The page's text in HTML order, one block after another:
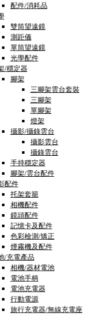
配件/消耗品
雙筒望遠鏡
測距儀
單筒望遠鏡
光學配件
/穩定器
腳架
三腳架雲台套裝
三腳架
單腳架
燈架
攝影/攝錄雲台
攝影雲台
攝錄雲台
手持穩定器
腳架/雲台配件
配件
托架套籠
相機配件
鏡頭配件
記憶卡及配件
色彩檢測/矯正
煙霧機及配件
/充電產品
相機/器材電池
電池手柄
電池充電器
行動電源
旅行充電器/無線充電座